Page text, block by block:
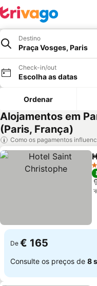
Destino
Praça Vosges, Paris
Check-in/out
Escolha as datas
Ordenar
Alojamentos em
(Paris, França)
Como os pagamentos
3
De € 165
Consulte os preços de 8